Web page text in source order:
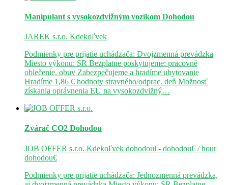
Manipulant s vysokozdvižným vozíkom Dohodou
JAREK s.r.o. Kdekoľvek
Podmienky pre prijatie uchádzača: Dvojzmenná prevádzka
Miesto výkonu: SR Bezplatne poskytujeme: pracovné
oblečenie, obuv Zabezpečujeme a hradíme ubytovanie
Hradíme 1,86 € hodnoty stravného/odprac. deň Možnosť
získania oprávnenia EU na vysokozdvižný…
Zvárač CO2 Dohodou
JOB OFFER s.r.o. Kdekoľvek dohodou€- dohodou€ / hour
dohodou€
Podmienky pre prijatie uchádzača: Jednozmenná prevádzka,